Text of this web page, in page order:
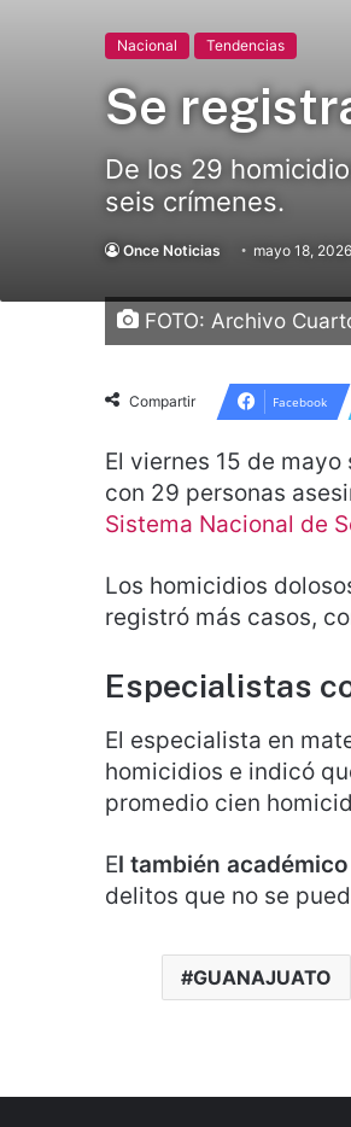
Nacional Tendencias
Se
De los 29
seis crímenes.
Once Noticias mayo 18, 2026
FOTO: Archivo
Compartir Facebook
El viernes 15 de
con 29 personas
Sistema Nacional de
Los homicidios
registró más casos,
Especialistas
El especialista en
homicidios e indicó
promedio cien
El también académico
delitos que no se
GUANAJUATO